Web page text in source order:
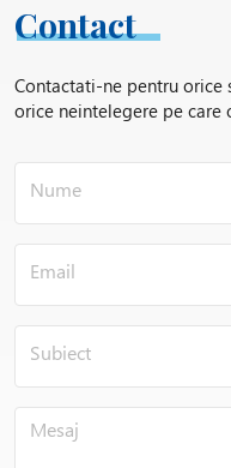
Contact
Contactati-ne pentru orice
orice neintelegere pe care